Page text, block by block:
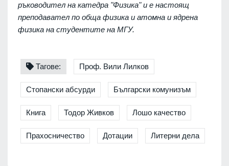
ръководител на катедра "Физика" и е настоящ
преподавател по обща физика и атомна и ядрена
физика на студентите на МГУ.
Тагове: Проф. Вили Лилков
Стопански абсурди Български комунизъм
Книга Тодор Живков Лошо качество
Прахосничество Дотации Литерни дела